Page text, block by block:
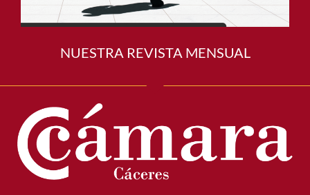
NUESTRA REVISTA MENSUAL